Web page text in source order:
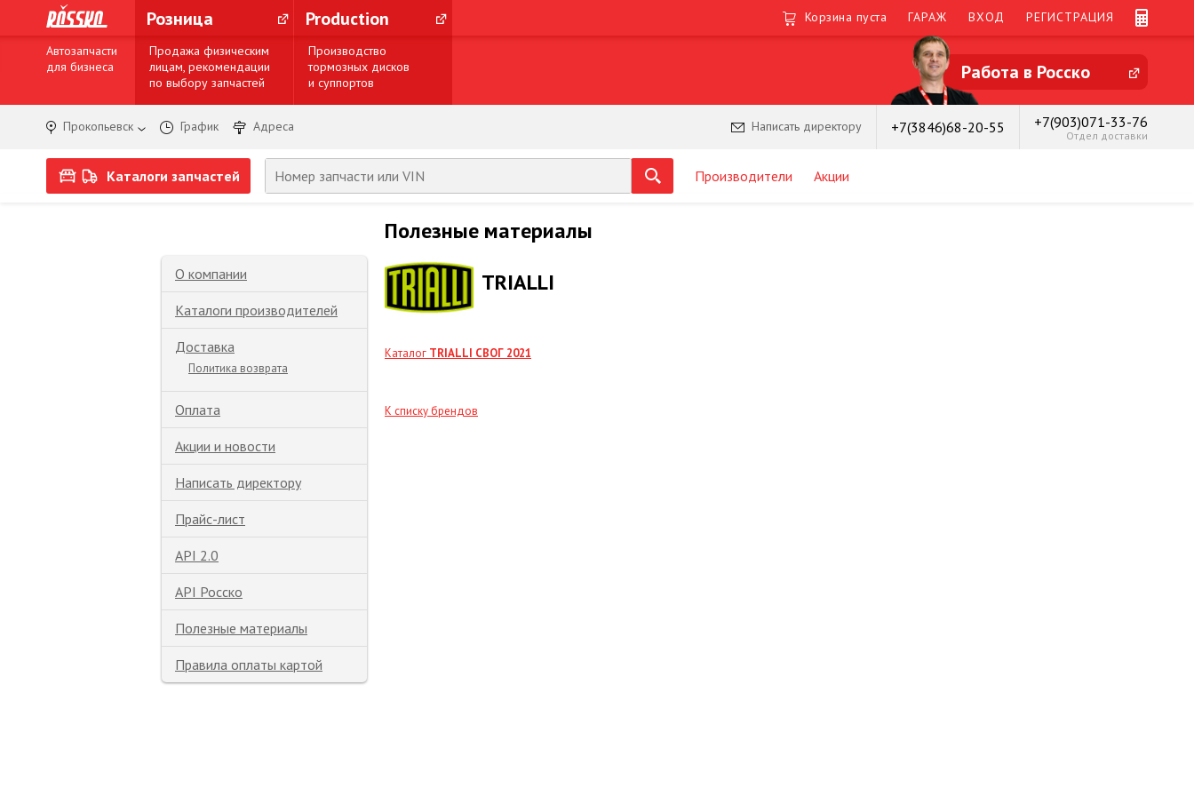
Розница Production Корзина пуста ГАРАЖ ВХОД РЕГИСТРАЦИЯ
Автозапчасти
для бизнеса
Продажа физическим
лицам, рекомендации
по выбору запчастей
Производство
тормозных дисков
и суппортов
Работа в Росско
Прокопьевск График Адреса Написать директору +7(3846)68-20-55 +7(903)071-33-76
Отдел доставки
Каталоги запчастей Производители Акции
О компании
Каталоги производителей
Доставка
Политика возврата
Оплата
Акции и новости
Написать директору
Прайс-лист
API 2.0
API Росско
Полезные материалы
Правила оплаты картой
Полезные материалы
TRIALLI
Каталог TRIALLI СВОГ 2021
К списку брендов